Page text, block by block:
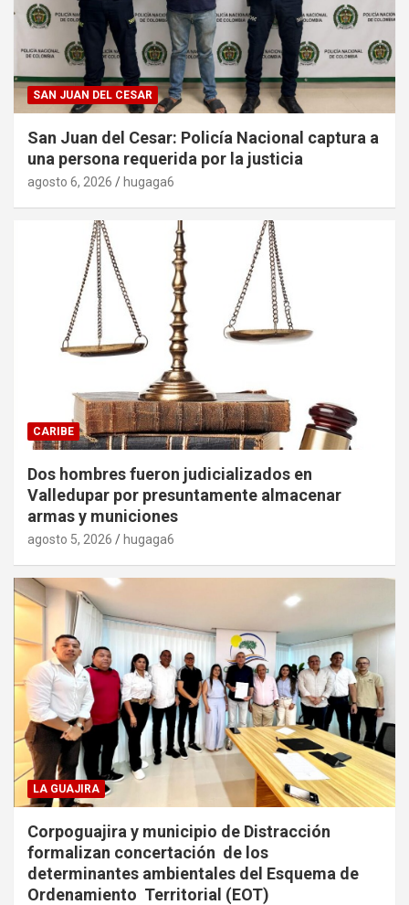
SAN JUAN DEL CESAR
San Juan del Cesar: Policía Nacional captura a
una persona requerida por la justicia
agosto 6, 2026 hugaga6
CARIBE
Dos hombres fueron judicializados en
Valledupar por presuntamente almacenar
armas y municiones
agosto 5, 2026 hugaga6
LA GUAJIRA
Corpoguajira y municipio de Distracción
formalizan concertación de los
determinantes ambientales del Esquema de
Ordenamiento Territorial (EOT)